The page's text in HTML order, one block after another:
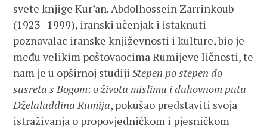
svete knjige Kur’an. Abdolhossein Zarrinkoub
(1923–1999), iranski učenjak i istaknuti
poznavalac iranske književnosti i kulture, bio je
među velikim poštovaocima Rumijeve ličnosti, te
nam je u opširnoj studijiStepen po stepen do
susreta s Bogom:o životu mislima i duhovnom putu
Dželaluddina Rumija, pokušao predstaviti svoja
istraživanja o propovjedničkom i pjesničkom